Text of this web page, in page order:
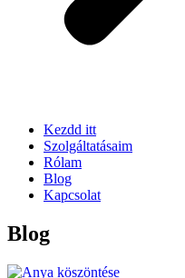
Kezdd itt
Szolgáltatásaim
Rólam
Blog
Kapcsolat
Blog